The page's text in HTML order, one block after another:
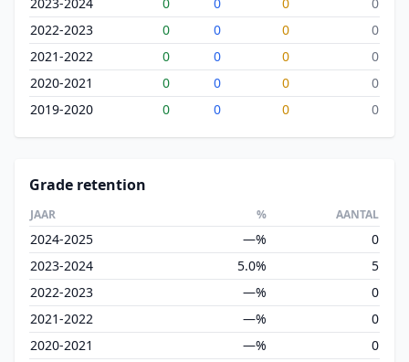
2022-2023
0 0 0
0
2021-2022
0 0 0
0
2020-2021
0 0 0
0
2019-2020
0 0 0 0
Grade retention
JAAR % AANTAL
2024-2025 —%
0
2023-2024
5.0%
5
2022-2023
—%
0
2021-2022
—%
0
2020-2021
—%
0